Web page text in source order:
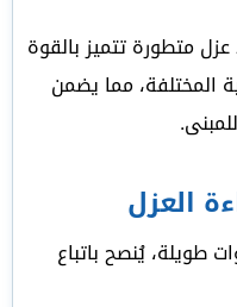
متطورة تتميز بالقوة
المختلفة، مما يضمن
العزل
طويلة، يُنصح باتباع